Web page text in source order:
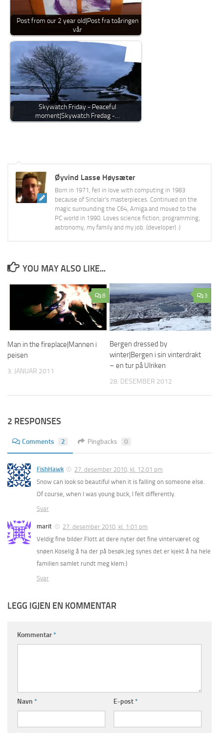
Post from our 2 year old|Post fra toåringen
vår
Skywatch Friday - Peaceful
moment|Skywatch Fredag -…
Øyvind Lasse Høysæter
Born in 1971, fell in love with computing in 1983
because of Sinclair's masterpieces. Continued on the
magic surrounding the C64, Amiga and moved to the
PC world in 1990. Loves science fiction, programming,
astronomy, my family and my job. (developer) :)
YOU MAY ALSO LIKE...
8
Man in the fireplace|Mannen i
peisen
3. JANUAR 2011
3
Bergen dressed by
winter|Bergen i sin vinterdrakt
– en tur på Ulriken
28. DESEMBER 2012
2 RESPONSES
Comments 2 Pingbacks 0
FishHawk
27. desember 2010, kl. 12:01 pm
Snow can look so beautiful when it is falling on someone else.
Of course, when I was young buck, I felt differently.
Svar
marit
27. desember 2010, kl. 1:01 pm
Veldig fine bilder.Flott at dere nyter det fine vinterværet og
snøen.Koselig å ha der på besøk.Jeg synes det er kjekt å ha hele
familien samlet rundt meg klem:)
Svar
LEGG IGJEN EN KOMMENTAR
Kommentar*
Navn * E-post*